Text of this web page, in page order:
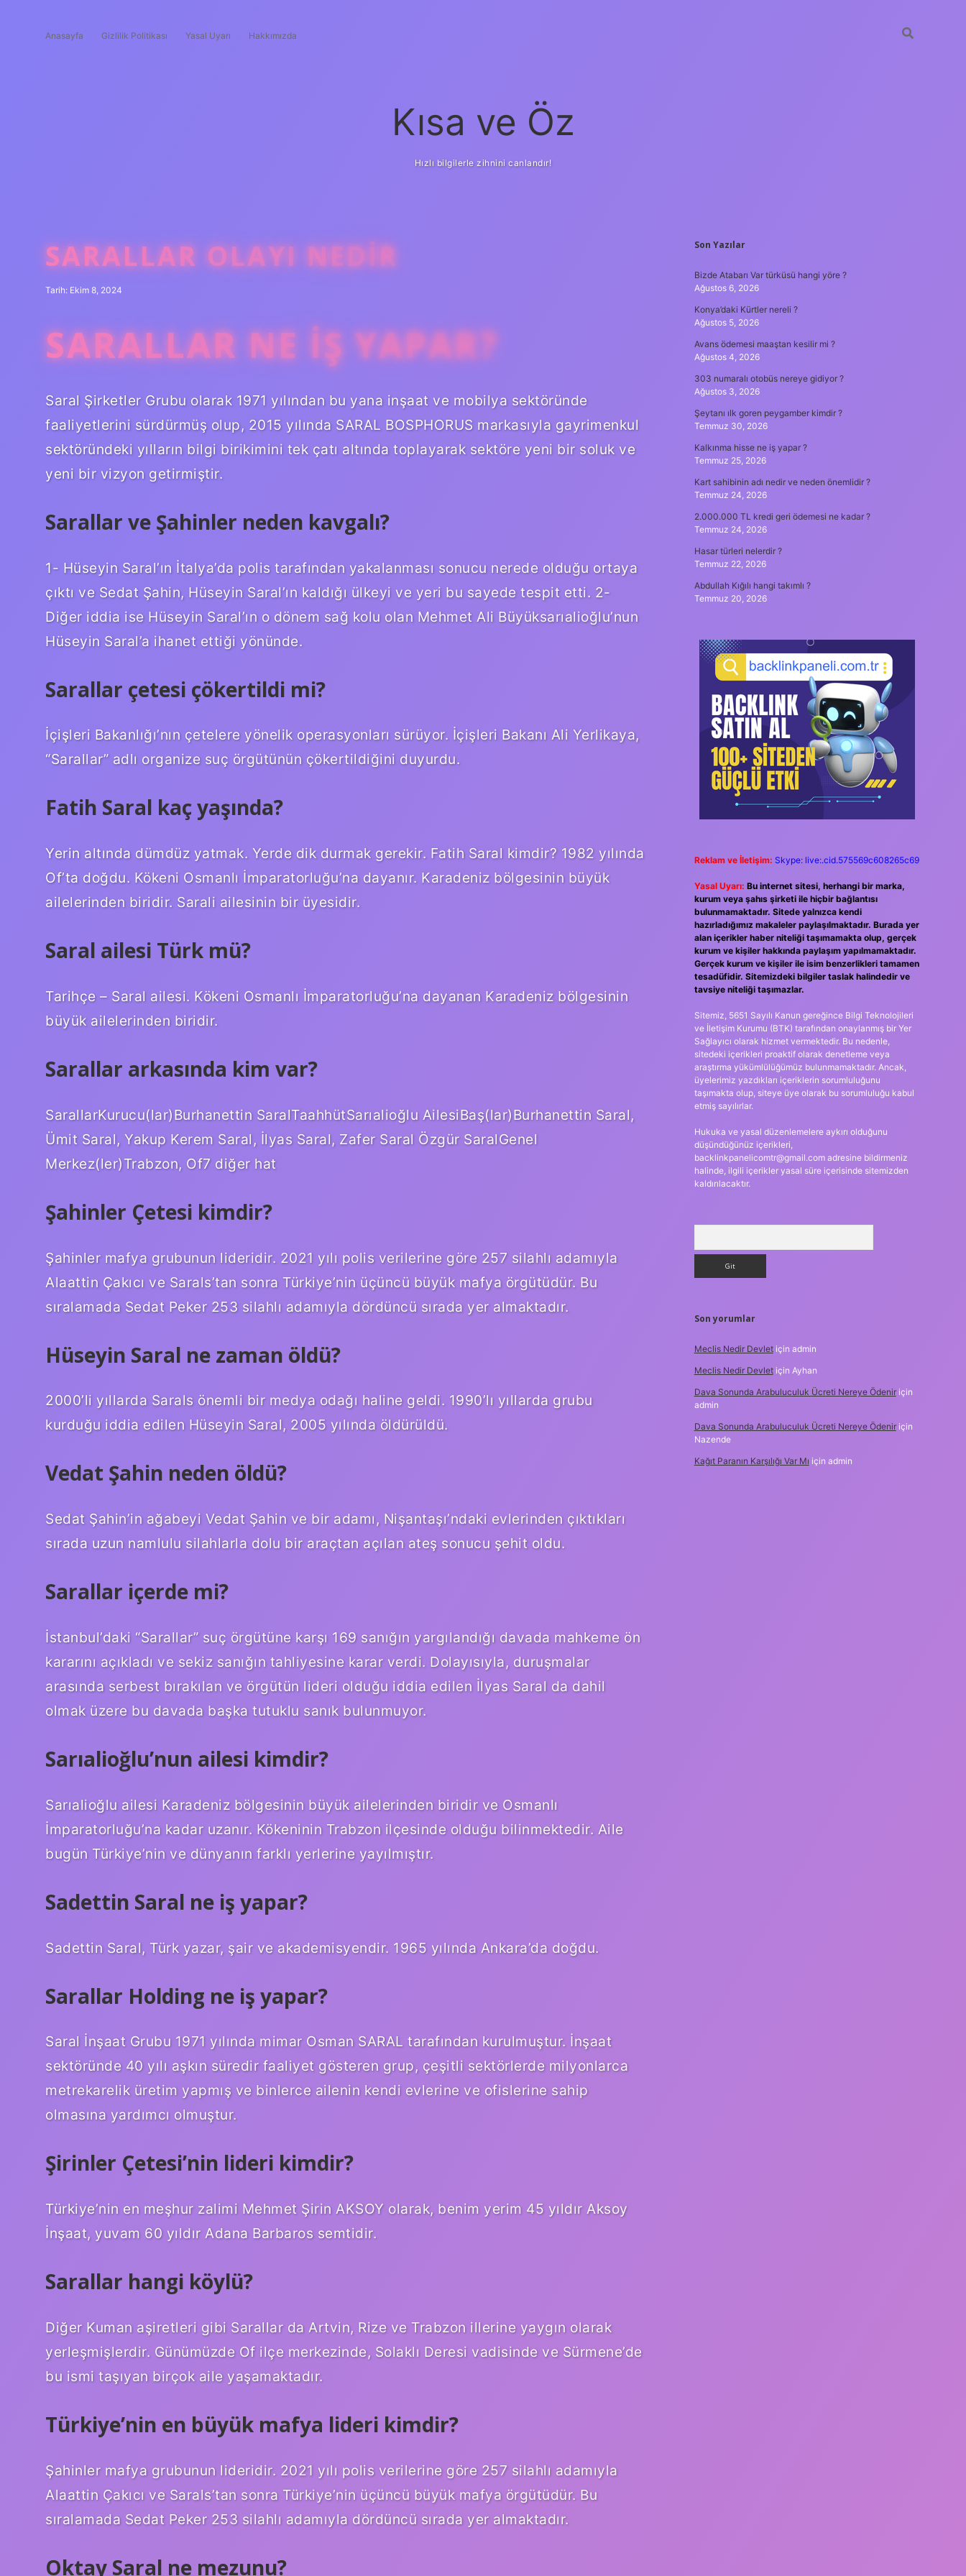
Anasayfa Gizlilik Politikası Yasal Uyarı Hakkımızda
Kısa ve Öz
Hızlı bilgilerle zihnini canlandır!
SARALLAR OLAYI NEDIR
Tarih: Ekim 8, 2024
SARALLAR NE IŞ YAPAR?
Saral Şirketler Grubu olarak 1971 yılından bu yana inşaat ve mobilya sektöründe
faaliyetlerini sürdürmüş olup, 2015 yılında SARAL BOSPHORUS markasıyla gayrimenkul
sektöründeki yılların bilgi birikimini tek çatı altında toplayarak sektöre yeni bir soluk ve
yeni bir vizyon getirmiştir.
Sarallar ve Şahinler neden kavgalı?
1- Hüseyin Saral’ın İtalya’da polis tarafından yakalanması sonucu nerede olduğu ortaya
çıktı ve Sedat Şahin, Hüseyin Saral’ın kaldığı ülkeyi ve yeri bu sayede tespit etti. 2-
Diğer iddia ise Hüseyin Saral’ın o dönem sağ kolu olan Mehmet Ali Büyüksarıalioğlu’nun
Hüseyin Saral’a ihanet ettiği yönünde.
Sarallar çetesi çökertildi mi?
İçişleri Bakanlığı’nın çetelere yönelik operasyonları sürüyor. İçişleri Bakanı Ali Yerlikaya,
“Sarallar” adlı organize suç örgütünün çökertildiğini duyurdu.
Fatih Saral kaç yaşında?
Yerin altında dümdüz yatmak. Yerde dik durmak gerekir. Fatih Saral kimdir? 1982 yılında
Of’ta doğdu. Kökeni Osmanlı İmparatorluğu’na dayanır. Karadeniz bölgesinin büyük
ailelerinden biridir. Sarali ailesinin bir üyesidir.
Saral ailesi Türk mü?
Tarihçe – Saral ailesi. Kökeni Osmanlı İmparatorluğu’na dayanan Karadeniz bölgesinin
büyük ailelerinden biridir.
Sarallar arkasında kim var?
SarallarKurucu(lar)Burhanettin SaralTaahhütSarıalioğlu AilesiBaş(lar)Burhanettin Saral,
Ümit Saral, Yakup Kerem Saral, İlyas Saral, Zafer Saral Özgür SaralGenel
Merkez(ler)Trabzon, Of7 diğer hat
Şahinler Çetesi kimdir?
Şahinler mafya grubunun lideridir. 2021 yılı polis verilerine göre 257 silahlı adamıyla
Alaattin Çakıcı ve Sarals’tan sonra Türkiye’nin üçüncü büyük mafya örgütüdür. Bu
sıralamada Sedat Peker 253 silahlı adamıyla dördüncü sırada yer almaktadır.
Hüseyin Saral ne zaman öldü?
2000’li yıllarda Sarals önemli bir medya odağı haline geldi. 1990’lı yıllarda grubu
kurduğu iddia edilen Hüseyin Saral, 2005 yılında öldürüldü.
Vedat Şahin neden öldü?
Sedat Şahin’in ağabeyi Vedat Şahin ve bir adamı, Nişantaşı’ndaki evlerinden çıktıkları
sırada uzun namlulu silahlarla dolu bir araçtan açılan ateş sonucu şehit oldu.
Sarallar içerde mi?
İstanbul’daki “Sarallar” suç örgütüne karşı 169 sanığın yargılandığı davada mahkeme ön
kararını açıkladı ve sekiz sanığın tahliyesine karar verdi. Dolayısıyla, duruşmalar
arasında serbest bırakılan ve örgütün lideri olduğu iddia edilen İlyas Saral da dahil
olmak üzere bu davada başka tutuklu sanık bulunmuyor.
Sarıalioğlu’nun ailesi kimdir?
Sarıalioğlu ailesi Karadeniz bölgesinin büyük ailelerinden biridir ve Osmanlı
İmparatorluğu’na kadar uzanır. Kökeninin Trabzon ilçesinde olduğu bilinmektedir. Aile
bugün Türkiye’nin ve dünyanın farklı yerlerine yayılmıştır.
Sadettin Saral ne iş yapar?
Sadettin Saral, Türk yazar, şair ve akademisyendir. 1965 yılında Ankara’da doğdu.
Sarallar Holding ne iş yapar?
Saral İnşaat Grubu 1971 yılında mimar Osman SARAL tarafından kurulmuştur. İnşaat
sektöründe 40 yılı aşkın süredir faaliyet gösteren grup, çeşitli sektörlerde milyonlarca
metrekarelik üretim yapmış ve binlerce ailenin kendi evlerine ve ofislerine sahip
olmasına yardımcı olmuştur.
Şirinler Çetesi’nin lideri kimdir?
Türkiye’nin en meşhur zalimi Mehmet Şirin AKSOY olarak, benim yerim 45 yıldır Aksoy
İnşaat, yuvam 60 yıldır Adana Barbaros semtidir.
Sarallar hangi köylü?
Diğer Kuman aşiretleri gibi Sarallar da Artvin, Rize ve Trabzon illerine yaygın olarak
yerleşmişlerdir. Günümüzde Of ilçe merkezinde, Solaklı Deresi vadisinde ve Sürmene’de
bu ismi taşıyan birçok aile yaşamaktadır.
Türkiye’nin en büyük mafya lideri kimdir?
Şahinler mafya grubunun lideridir. 2021 yılı polis verilerine göre 257 silahlı adamıyla
Alaattin Çakıcı ve Sarals’tan sonra Türkiye’nin üçüncü büyük mafya örgütüdür. Bu
sıralamada Sedat Peker 253 silahlı adamıyla dördüncü sırada yer almaktadır.
Oktay Saral ne mezunu?
SIDEBAR
Son Yazılar
Bizde Atabarı Var türküsü hangi yöre ?
Ağustos 6, 2026
Konya’daki Kürtler nereli ?
Ağustos 5, 2026
Avans ödemesi maaştan kesilir mi ?
Ağustos 4, 2026
303 numaralı otobüs nereye gidiyor ?
Ağustos 3, 2026
Şeytanı ılk goren peygamber kimdir ?
Temmuz 30, 2026
Kalkınma hisse ne iş yapar ?
Temmuz 25, 2026
Kart sahibinin adı nedir ve neden önemlidir ?
Temmuz 24, 2026
2.000.000 TL kredi geri ödemesi ne kadar ?
Temmuz 24, 2026
Hasar türleri nelerdir ?
Temmuz 22, 2026
Abdullah Kığılı hangi takımlı ?
Temmuz 20, 2026
Reklam ve İletişim: Skype: live:.cid.575569c608265c69
Yasal Uyarı: Bu internet sitesi, herhangi bir marka,
kurum veya şahıs şirketi ile hiçbir bağlantısı
bulunmamaktadır. Sitede yalnızca kendi
hazırladığımız makaleler paylaşılmaktadır. Burada yer
alan içerikler haber niteliği taşımamakta olup, gerçek
kurum ve kişiler hakkında paylaşım yapılmamaktadır.
Gerçek kurum ve kişiler ile isim benzerlikleri tamamen
tesadüfidir. Sitemizdeki bilgiler taslak halindedir ve
tavsiye niteliği taşımazlar.
Sitemiz, 5651 Sayılı Kanun gereğince Bilgi Teknolojileri
ve İletişim Kurumu (BTK) tarafından onaylanmış bir Yer
Sağlayıcı olarak hizmet vermektedir. Bu nedenle,
sitedeki içerikleri proaktif olarak denetleme veya
araştırma yükümlülüğümüz bulunmamaktadır. Ancak,
üyelerimiz yazdıkları içeriklerin sorumluluğunu
taşımakta olup, siteye üye olarak bu sorumluluğu kabul
etmiş sayılırlar.
Hukuka ve yasal düzenlemelere aykırı olduğunu
düşündüğünüz içerikleri,
backlinkpanelicomtr@gmail.comadresine bildirmeniz
halinde, ilgili içerikler yasal süre içerisinde sitemizden
kaldırılacaktır.
Son yorumlar
Meclis Nedir Devletiçin admin
Meclis Nedir Devletiçin Ayhan
Dava Sonunda Arabuluculuk Ücreti Nereye Ödeniriçin
admin
Dava Sonunda Arabuluculuk Ücreti Nereye Ödeniriçin
Nazende
Kağıt Paranın Karşılığı Var Mı için admin